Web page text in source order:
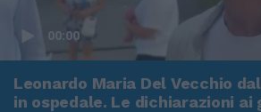
00:00
Leonardo Maria Del Vecchio
in ospedale. Le dichiarazioni ai